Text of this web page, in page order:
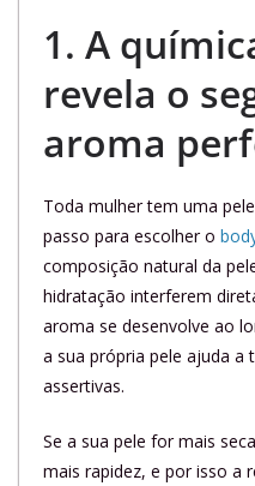
1. A
revela o
aroma
Toda mulher tem uma
passo para escolher o
composição natural da
hidratação interferem
aroma se desenvolve ao
a sua própria pele ajuda a
assertivas.
Se a sua pele for mais
mais rapidez, e por isso a